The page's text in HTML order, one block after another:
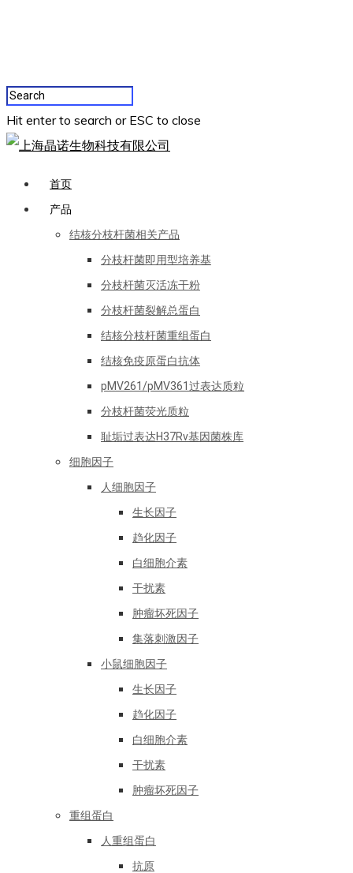
Hit enter to search or ESC to close
首页
产品
结核分枝杆菌相关产品
分枝杆菌即用型培养基
分枝杆菌灭活冻干粉
分枝杆菌裂解总蛋白
结核分枝杆菌重组蛋白
结核免疫原蛋白抗体
pMV261/pMV361过表达质粒
分枝杆菌荧光质粒
耻垢过表达H37Rv基因菌株库
细胞因子
人细胞因子
生长因子
趋化因子
白细胞介素
干扰素
肿瘤坏死因子
集落刺激因子
小鼠细胞因子
生长因子
趋化因子
白细胞介素
干扰素
肿瘤坏死因子
重组蛋白
人重组蛋白
抗原